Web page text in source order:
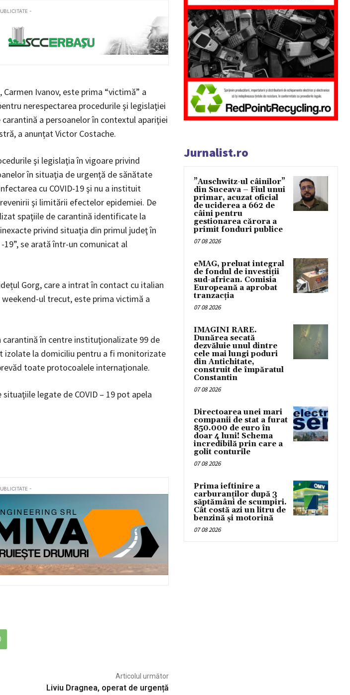
-
Ivanov, este prima “victimă” a
nerespectarea procedurile şi legislaţiei
a persoanelor în contextul apariţiei
a anunțat Victor Costache.
şi legislaţia în vigoare privind
în situaţia de urgenţă de sănătate
cu COVID-19 şi nu a instituit
şi limitării efectelor epidemiei. De
spaţiile de carantină identificate la
privind situaţia din primul judeţ în
se arată într-un comunicat al
Gorg, care a intrat în contact cu italian
ul trecut, este prima victimă a
în centre instituţionalizate 99 de
izolate la domiciliu pentru a fi monitorizate
toate protocoalele internaţionale.
legate de COVID – 19 pot apela
-
Articolul următor
Liviu Dragnea, operat de urgență
Jurnalist.ro
”Auschwitz-ul câinilor”
din Suceava – Fiul unui
primar, acuzat oficial
de uciderea a 662 de
câini pentru
gestionarea cărora a
primit fonduri publice
07 08 2026
eMAG, preluat integral
de fondul de investiții
sud-african. Comisia
Europeană a aprobat
tranzacția
07 08 2026
IMAGINI RARE.
Dunărea secată
dezvăluie unul dintre
cele mai lungi poduri
din Antichitate,
construit de împăratul
Constantin
07 08 2026
Directoarea unei mari
companii de stat a furat
850.000 de euro în
doar 4 luni! Schema
incredibilă prin care a
golit conturile
07 08 2026
Prima ieftinire a
carburanților după 3
săptămâni de scumpiri.
Cât costă azi un litru de
benzină și motorină
07 08 2026